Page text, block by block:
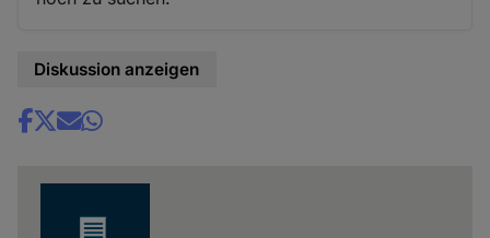
Diskussion anzeigen
Share